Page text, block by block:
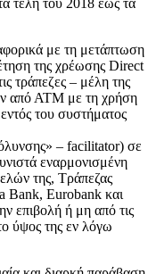
με τη μετάπτωση
της χρέωσης Direct
τράπεζες – μέλη της
από ΑΤΜ με τη χρήση
του συστήματος
– facilitator) σε
εναρμονισμένη
της, Τράπεζας
Bank, Eurobank και
επιβολή ή μη από τις
ύψος της εν λόγω